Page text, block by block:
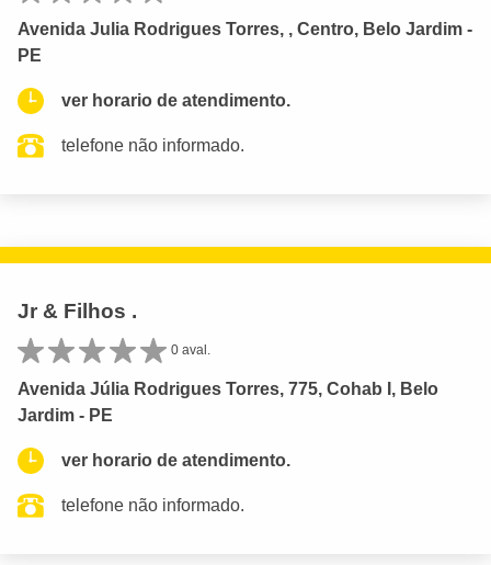
Avenida Julia Rodrigues Torres, , Centro, Belo Jardim -
PE
ver horario de atendimento.
telefone não informado.
Jr & Filhos .
0 aval.
Avenida Júlia Rodrigues Torres, 775, Cohab I, Belo
Jardim - PE
ver horario de atendimento.
telefone não informado.